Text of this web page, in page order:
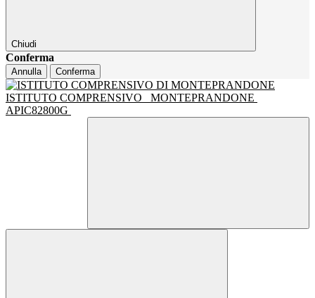
Chiudi
Conferma
Annulla Conferma
ISTITUTO COMPRENSIVO
MONTEPRANDONE
APIC82800G